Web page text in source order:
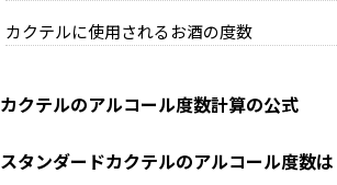
カクテルに使用されるお酒の度数
カクテルのアルコール度数計算の公式
スタンダードカクテルのアルコール度数は